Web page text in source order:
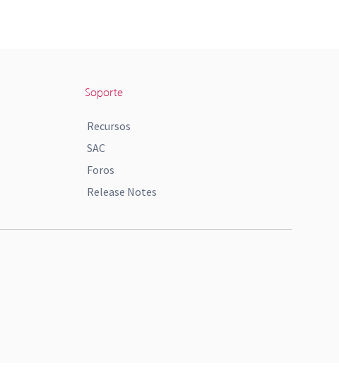
Soporte
Recursos
SAC
Foros
Release Notes